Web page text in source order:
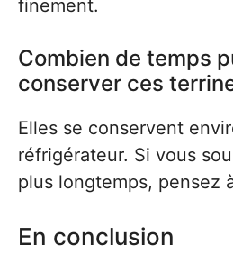
finement.
Combien de temps
conserver ces
Elles se conservent
réfrigérateur. Si vous
plus longtemps, pensez
En conclusion